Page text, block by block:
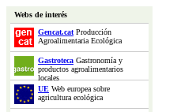
Webs de interés
Gencat.catProducción
Agroalimentaria Ecológica
Gastroteca Gastronomía y
productos agroalimentarios
locales
UE Web europea sobre
agricultura ecológica